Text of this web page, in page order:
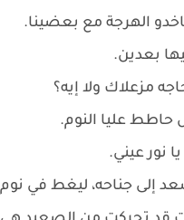
الهرجة مع بعضينا.
بعدين.
مزعلاك ولا إيه؟
حاطط عليا النوم.
نور عيني.
إلى جناحه، ليغط في